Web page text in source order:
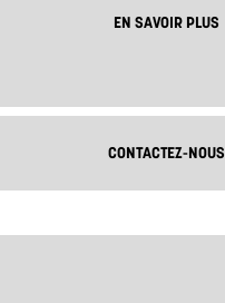
EN SAVOIR PLUS
CONTACTEZ-NOUS